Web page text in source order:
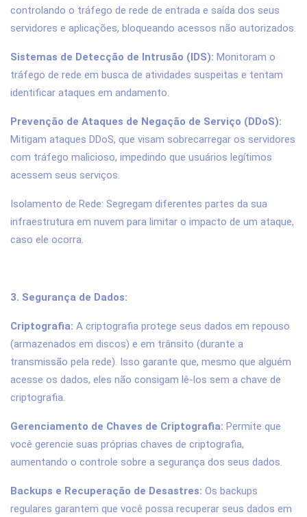
controlando o tráfego de rede de entrada e saída dos seus
servidores e aplicações, bloqueando acessos não autorizados.
Sistemas de Detecção de Intrusão (IDS): Monitoram o
tráfego de rede em busca de atividades suspeitas e tentam
identificar ataques em andamento.
Prevenção de Ataques de Negação de Serviço (DDoS):
Mitigam ataques DDoS, que visam sobrecarregar os servidores
com tráfego malicioso, impedindo que usuários legítimos
acessem seus serviços.
Isolamento de Rede: Segregam diferentes partes da sua
infraestrutura em nuvem para limitar o impacto de um ataque,
caso ele ocorra.
3. Segurança de Dados:
Criptografia: A criptografia protege seus dados em repouso
(armazenados em discos) e em trânsito (durante a
transmissão pela rede). Isso garante que, mesmo que alguém
acesse os dados, eles não consigam lê-los sem a chave de
criptografia.
Gerenciamento de Chaves de Criptografia: Permite que
você gerencie suas próprias chaves de criptografia,
aumentando o controle sobre a segurança dos seus dados.
Backups e Recuperação de Desastres: Os backups
regulares garantem que você possa recuperar seus dados em